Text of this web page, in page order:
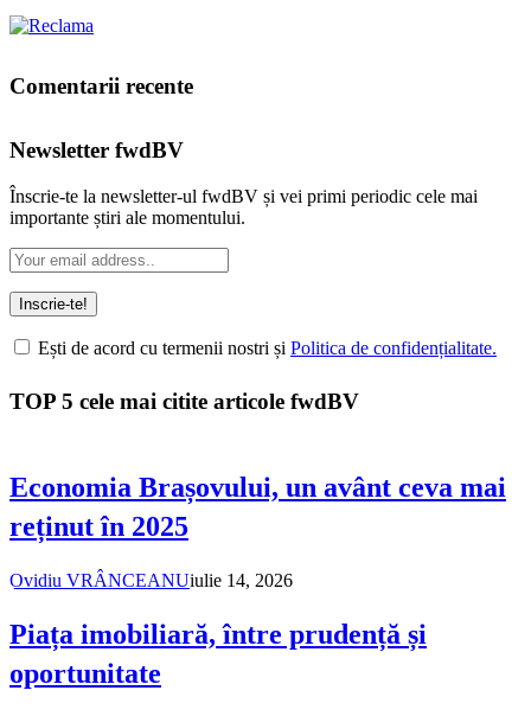
Comentarii recente
Newsletter fwdBV
Înscrie-te la newsletter-ul fwdBV și vei primi periodic cele mai
importante știri ale momentului.
Ești de acord cu termenii nostri și Politica de confidențialitate.
TOP 5 cele mai citite articole fwdBV
Economia Brașovului, un avânt ceva mai
reținut în 2025
Ovidiu VRÂNCEANUiulie 14, 2026
Piața imobiliară, între prudență și
oportunitate